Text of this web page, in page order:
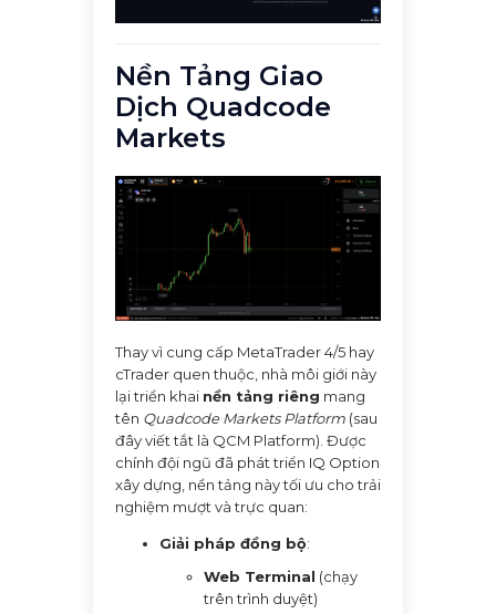
Nền Tảng Giao
Dịch Quadcode
Markets
Thay vì cung cấp MetaTrader 4/5 hay
cTrader quen thuộc, nhà môi giới này
lại triển khai nền tảng riêng mang
tên Quadcode Markets Platform (sau
đây viết tắt là QCM Platform). Được
chính đội ngũ đã phát triển IQ Option
xây dựng, nền tảng này tối ưu cho trải
nghiệm mượt và trực quan:
Giải pháp đồng bộ:
Web Terminal (chạy
trên trình duyệt)